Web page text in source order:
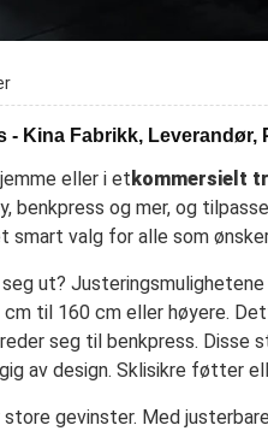
- Kina Fabrikk, Leverandør,
eller i et kommersielt
benkpress og mer, og
valg for alle som
ut?
til 160 cm eller høyere.
seg til benkpress.
av design. Sklisikre føtter
gevinster. Med